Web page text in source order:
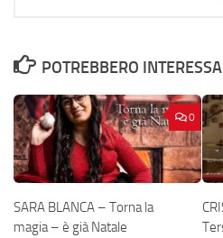
POTREBBERO
0
SARA BLANCA – Torna la
magia – è già Natale